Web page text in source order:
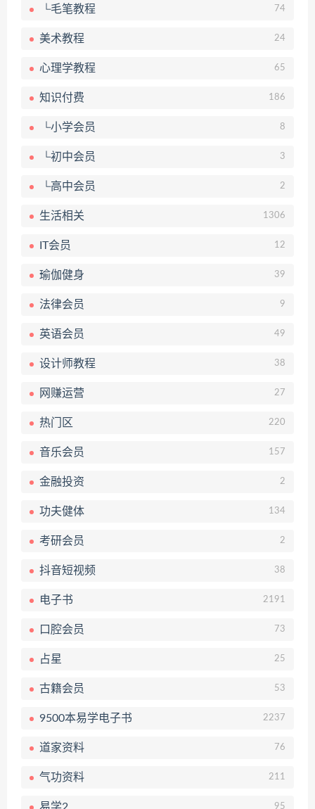
└毛笔教程 74
美术教程 24
心理学教程 65
知识付费 186
└小学会员 8
└初中会员 3
└高中会员 2
生活相关 1306
IT会员 12
瑜伽健身 39
法律会员 9
英语会员 49
设计师教程 38
网赚运营 27
热门区 220
音乐会员 157
金融投资 2
功夫健体 134
考研会员 2
抖音短视频 38
电子书 2191
口腔会员 73
占星 25
古籍会员 53
9500本易学电子书 2237
道家资料 76
气功资料 211
95